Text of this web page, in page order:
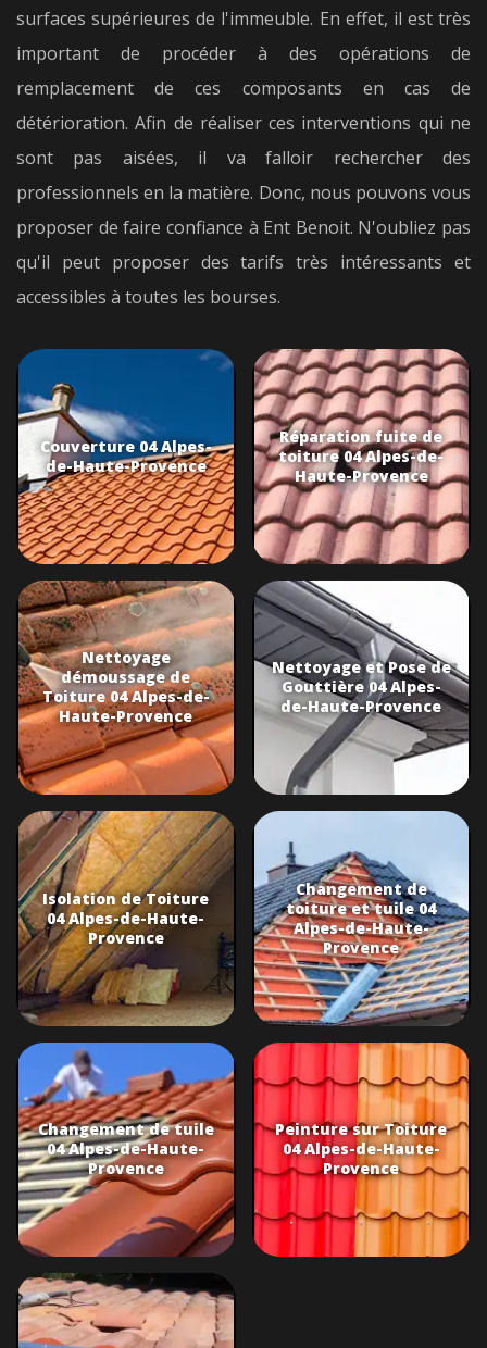
surfaces supérieures de l'immeuble. En effet, il est très
important de procéder à des opérations de
remplacement de ces composants en cas de
détérioration. Afin de réaliser ces interventions qui ne
sont pas aisées, il va falloir rechercher des
professionnels en la matière. Donc, nous pouvons vous
proposer de faire confiance à Ent Benoit. N'oubliez pas
qu'il peut proposer des tarifs très intéressants et
accessibles à toutes les bourses.
Couverture 04 Alpes-
de-Haute-Provence
Réparation fuite de
toiture 04 Alpes-de-
Haute-Provence
Nettoyage
démoussage de
Toiture 04 Alpes-de-
Haute-Provence
Nettoyage et Pose de
Gouttière 04 Alpes-
de-Haute-Provence
Isolation de Toiture
04 Alpes-de-Haute-
Provence
Changement de
toiture et tuile 04
Alpes-de-Haute-
Provence
Changement de tuile
04 Alpes-de-Haute-
Provence
Peinture sur Toiture
04 Alpes-de-Haute-
Provence